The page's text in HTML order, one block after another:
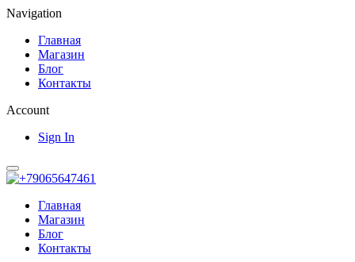
Navigation
Главная
Магазин
Блог
Контакты
Account
Sign In
Главная
Магазин
Блог
Контакты